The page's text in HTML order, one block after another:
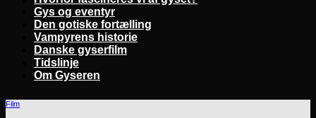
Gys og eventyr
Den gotiske fortælling
Vampyrens historie
Danske gyserfilm
Tidslinje
Om Gyseren
Film